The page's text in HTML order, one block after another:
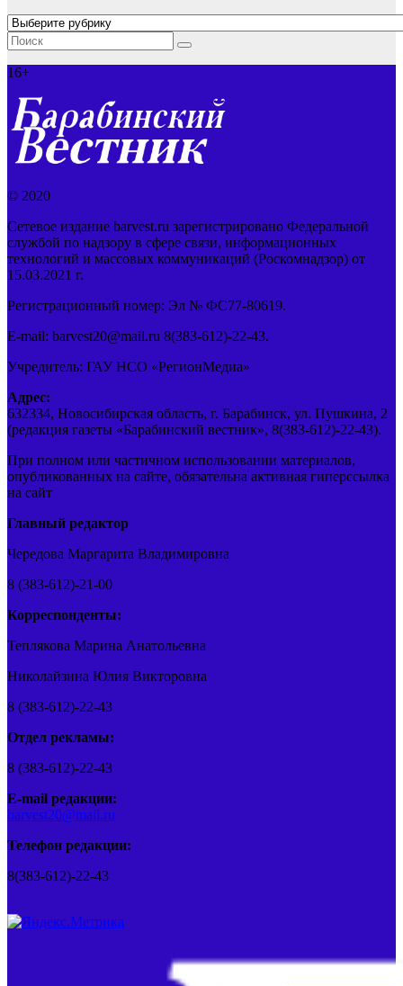
Рубрики
16+
© 2020
Сетевое издание barvest.ru зарегистрировано Федеральной
службой по надзору в сфере связи, информационных
технологий и массовых коммуникаций (Роскомнадзор) от
15.03.2021 г.
Регистрационный номер: Эл № ФС77-80619.
E-mail: barvest20@mail.ru 8(383-612)-22-43.
Учредитель: ГАУ НСО «РегионМедиа»
Адрес:
632334, Новосибирская область, г. Барабинск, ул. Пушкина, 2
(редакция газеты «Барабинский вестник», 8(383-612)-22-43).
При полном или частичном использовании материалов,
опубликованных на сайте, обязательна активная гиперссылка
на сайт
Главный редактор
Чередова Маргарита Владимировна
8 (383-612)-21-00
Корреспонденты:
Теплякова Марина Анатольевна
Николайзина Юлия Викторовна
8 (383-612)-22-43
Отдел рекламы:
8 (383-612)-22-43
E-mail редакции:
barvest20@mail.ru
Телефон редакции:
8(383-612)-22-43